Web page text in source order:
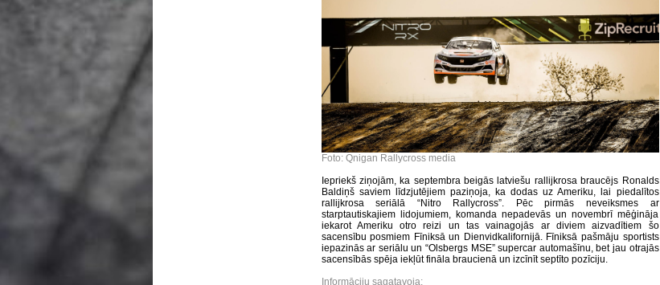
Foto: Qnigan Rallycross media
Iepriekš ziņojām, ka septembra beigās latviešu rallijkrosa braucējs Ronalds
Baldiņš saviem līdzjutējiem paziņoja, ka dodas uz Ameriku, lai piedalītos
rallijkrosa seriālā “Nitro Rallycross”. Pēc pirmās neveiksmes ar
starptautiskajiem lidojumiem, komanda nepadevās un novembrī mēģināja
iekarot Ameriku otro reizi un tas vainagojās ar diviem aizvadītiem šo
sacensību posmiem Fīniksā un Dienvidkalifornijā. Fīniksā pašmāju sportists
iepazinās ar seriālu un “Olsbergs MSE” supercar automašīnu, bet jau otrajās
sacensībās spēja iekļūt fināla braucienā un izcīnīt septīto pozīciju.
Informāciju sagatavoja: